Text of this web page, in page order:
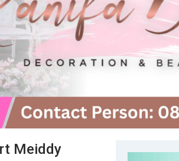
Meiddy